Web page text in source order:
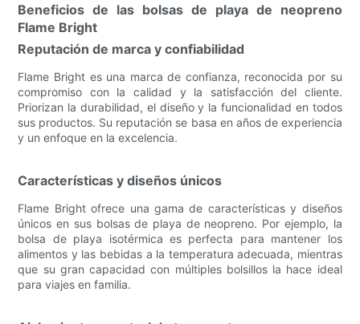
Beneficios de las bolsas de playa de neopreno
Flame Bright
Reputación de marca y confiabilidad
Flame Bright es una marca de confianza, reconocida por su
compromiso con la calidad y la satisfacción del cliente.
Priorizan la durabilidad, el diseño y la funcionalidad en todos
sus productos. Su reputación se basa en años de experiencia
y un enfoque en la excelencia.
Características y diseños únicos
Flame Bright ofrece una gama de características y diseños
únicos en sus bolsas de playa de neopreno. Por ejemplo, la
bolsa de playa isotérmica es perfecta para mantener los
alimentos y las bebidas a la temperatura adecuada, mientras
que su gran capacidad con múltiples bolsillos la hace ideal
para viajes en familia.